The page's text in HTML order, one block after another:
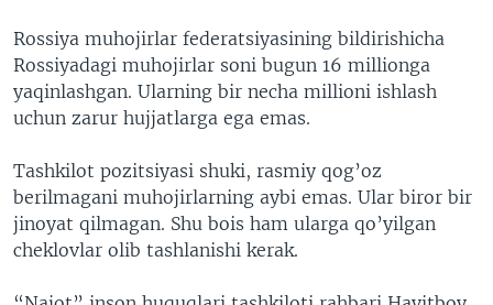
XABARLAR SURATLARDA
TELEGRAM
TWITTER
SOUNDCLOUD
Rossiya muhojirlar federatsiyasining bildirishicha
Rossiyadagi muhojirlar soni bugun 16 millionga
yaqinlashgan. Ularning bir necha millioni ishlash
uchun zarur hujjatlarga ega emas.
Tashkilot pozitsiyasi shuki, rasmiy qog’oz
berilmagani muhojirlarning aybi emas. Ular biror bir
jinoyat qilmagan. Shu bois ham ularga qo’yilgan
cheklovlar olib tashlanishi kerak.